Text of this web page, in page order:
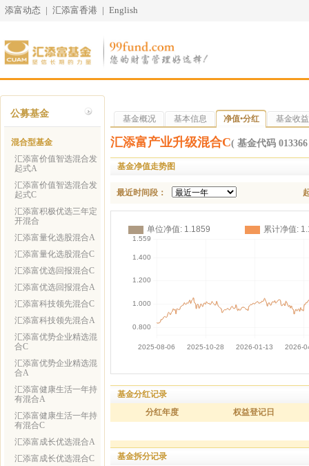
添富动态 | 汇添富香港 | English
公募基金
混合型基金
汇添富价值智选混合发
起式A
汇添富价值智选混合发
起式C
汇添富积极优选三年定
开混合
汇添富量化选股混合A
汇添富量化选股混合C
汇添富优选回报混合C
汇添富优选回报混合A
汇添富科技领先混合C
汇添富科技领先混合A
汇添富优势企业精选混
合C
汇添富优势企业精选混
合A
汇添富健康生活一年持
有混合A
汇添富健康生活一年持
有混合C
汇添富成长优选混合A
汇添富成长优选混合C
基金概况 基本信息 净值•分红 基金收益
汇添富产业升级混合C( 基金代码
基金净值走势图
最近时间段：
基金分红记录
分红年度 权益登记日
基金拆分记录